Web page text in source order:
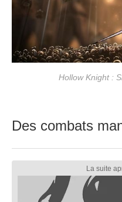
Hollow Knight :
Des combats